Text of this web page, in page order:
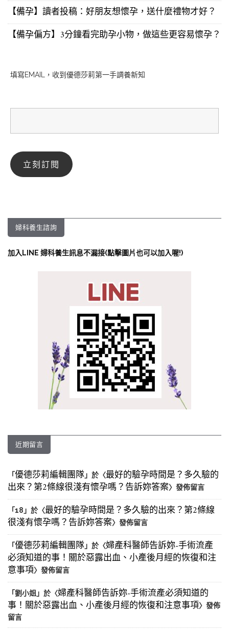
【備孕】讀者投稿：好朋友想懷孕，送什麼禮物才好？
【備孕偏方】3分鐘看完助孕小物，做這些更容易懷孕？
填寫EMAIL，收到優德莎莉第一手調養新知
婦科養生諮詢
加入LINE 婦科養生訊息不漏接(點擊圖片也可以加入喔!)
近期留言
「優德莎莉編輯團隊」於〈最好的驗孕時間是？多久驗的
出來？第2條線很淺有懷孕嗎？告訴妳答案〉發佈留言
「18 」於〈最好的驗孕時間是？多久驗的出來？第2條線
很淺有懷孕嗎？告訴妳答案〉發佈留言
「優德莎莉編輯團隊」於〈婦產科醫師告訴妳-手術流產
必須知道的事！關於惡露出血、小產後月經的恢復和注
意事項〉發佈留言
「劉小姐 」於〈婦產科醫師告訴妳-手術流產必須知道的
事！關於惡露出血、小產後月經的恢復和注意事項〉發佈
留言